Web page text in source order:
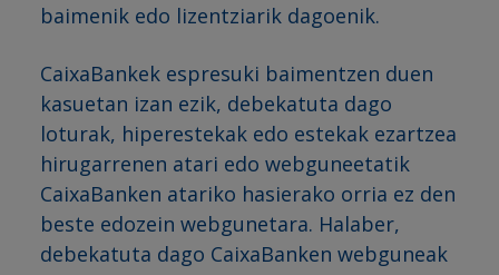
baimenik edo lizentziarik dagoenik.
CaixaBankek espresuki baimentzen duen
kasuetan izan ezik, debekatuta dago
loturak, hiperestekak edo estekak ezartzea
hirugarrenen atari edo webguneetatik
CaixaBanken atariko hasierako orria ez den
beste edozein webgunetara. Halaber,
debekatuta dago CaixaBanken webguneak